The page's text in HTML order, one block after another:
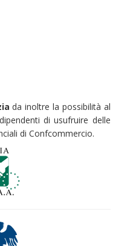
da inoltre la possibilità al
di usufruire delle
di Confcommercio.